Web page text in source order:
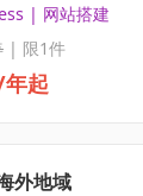
| 网站搭建
| 限1件
起
外地域